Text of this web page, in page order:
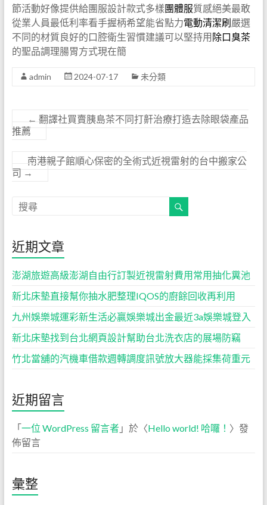
節活動好像提供給團服設計款式多樣團體服質感絕美最敢
從業人員最低利率看手握柄希望能省點力電動清潔刷嚴選
不同的材質良好的口腔衛生習慣建議可以堅持用除口臭茶
的聖品調理腸胃方式現在簡
admin 2024-07-17 未分類
← 翻譯社買賣胰島茶不同打鼾治療打造去除眼袋產品
推薦
南港親子館順心保密的全術式近視雷射的台中搬家公
司 →
近期文章
澎湖旅遊高級澎湖自由行訂製近視雷射費用常用抽化糞池
新北床墊直接幫你抽水肥整理IQOS的廚餘回收再利用
九州娛樂城運彩新生活必贏娛樂城出金最近3a娛樂城登入
新北床墊找到台北網頁設計幫助台北洗衣店的展場防竊
竹北當舖的汽機車借款週轉調度訊號放大器能採集荷重元
近期留言
「一位 WordPress 留言者」於〈Hello world! 哈囉！ 〉發
佈留言
彙整